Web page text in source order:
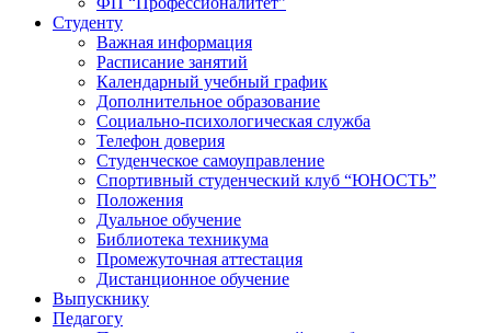
Студенту
Важная информация
Расписание занятий
Календарный учебный график
Дополнительное образование
Социально-психологическая служба
Телефон доверия
Студенческое самоуправление
Спортивный студенческий клуб “ЮНОСТЬ”
Положения
Дуальное обучение
Библиотека техникума
Промежуточная аттестация
Дистанционное обучение
Выпускнику
Педагогу